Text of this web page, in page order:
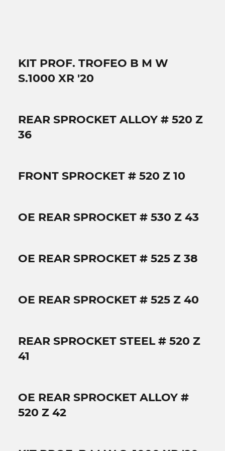
KIT PROF. TROFEO B M W
S.1000 XR '20
REAR SPROCKET ALLOY # 520 Z
36
FRONT SPROCKET # 520 Z 10
OE REAR SPROCKET # 530 Z 43
OE REAR SPROCKET # 525 Z 38
OE REAR SPROCKET # 525 Z 40
REAR SPROCKET STEEL # 520 Z
41
OE REAR SPROCKET ALLOY #
520 Z 42